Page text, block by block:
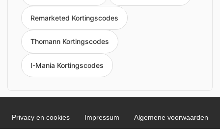
Remarketed Kortingscodes
Thomann Kortingscodes
I-Mania Kortingscodes
Privacy en cookies Impressum Algemene voorwaarden